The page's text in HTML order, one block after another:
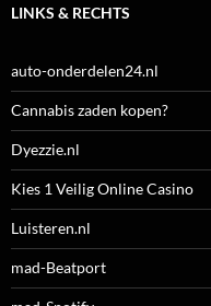
LINKS & RECHTS
auto-onderdelen24.nl
Cannabis zaden kopen?
Dyezzie.nl
Kies 1 Veilig Online Casino
Luisteren.nl
mad-Beatport